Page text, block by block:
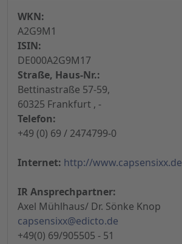
WKN:
A2G9M1
ISIN:
DE000A2G9M17
Straße, Haus-Nr.:
Bettinastraße 57-59,
60325 Frankfurt , -
Telefon:
+49 (0) 69 / 2474799-0
Internet: http://www.capsensixx.de
IR Ansprechpartner:
Axel Mühlhaus/ Dr. Sönke Knop
capsensixx@edicto.de
+49(0) 69/905505 - 51